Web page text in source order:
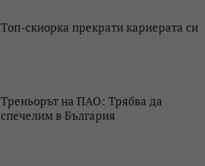
Топ-скиорка прекрати кариерата си
Треньорът на ПАО: Трябва да
спечелим в България